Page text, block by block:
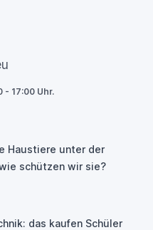
- 17:00 Uhr.
Haustiere unter der
schützen wir sie?
das kaufen Schüler